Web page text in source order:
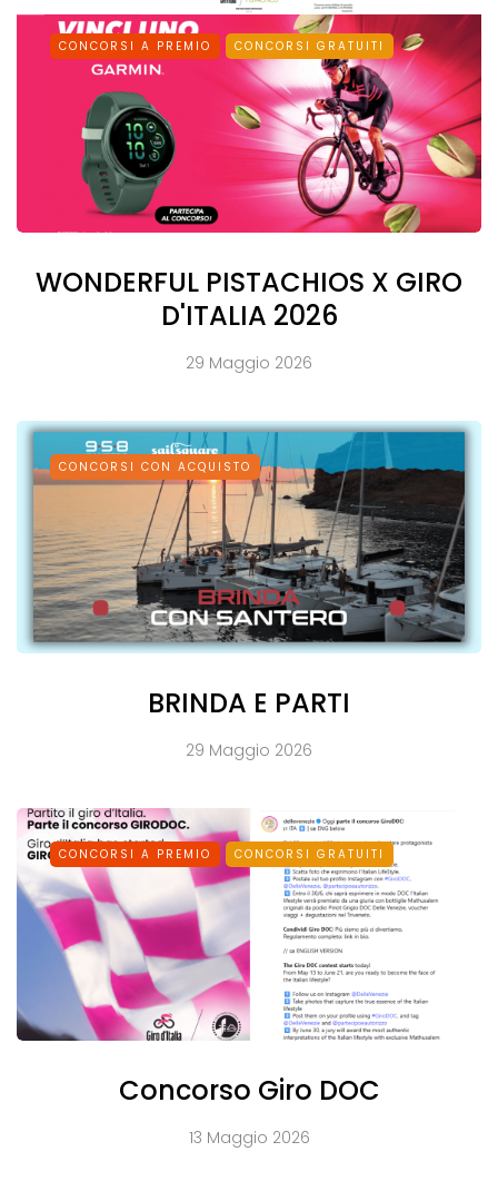
CONCORSI A PREMIO CONCORSI GRATUITI
WONDERFUL PISTACHIOS X GIRO
D'ITALIA 2026
29 Maggio 2026
CONCORSI CON ACQUISTO
BRINDA E PARTI
29 Maggio 2026
CONCORSI A PREMIO CONCORSI GRATUITI
Concorso Giro DOC
13 Maggio 2026